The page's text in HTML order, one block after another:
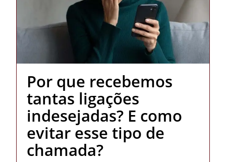
Por que recebemos
tantas ligações
indesejadas? E como
evitar esse tipo de
chamada?